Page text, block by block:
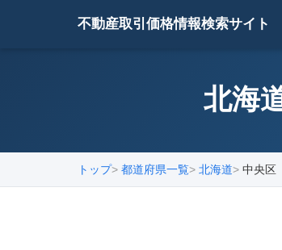
不動産取引価格情報検索サイト
北海
トップ 都道府県一覧 北海道 中央区